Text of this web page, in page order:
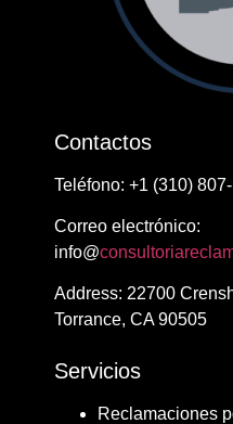
Contactos
Teléfono: ​+1 (310)
Correo electrónico:
info@​​​
Address: ​​22700
Torrance, CA 90505
Servicios
Reclamaciones